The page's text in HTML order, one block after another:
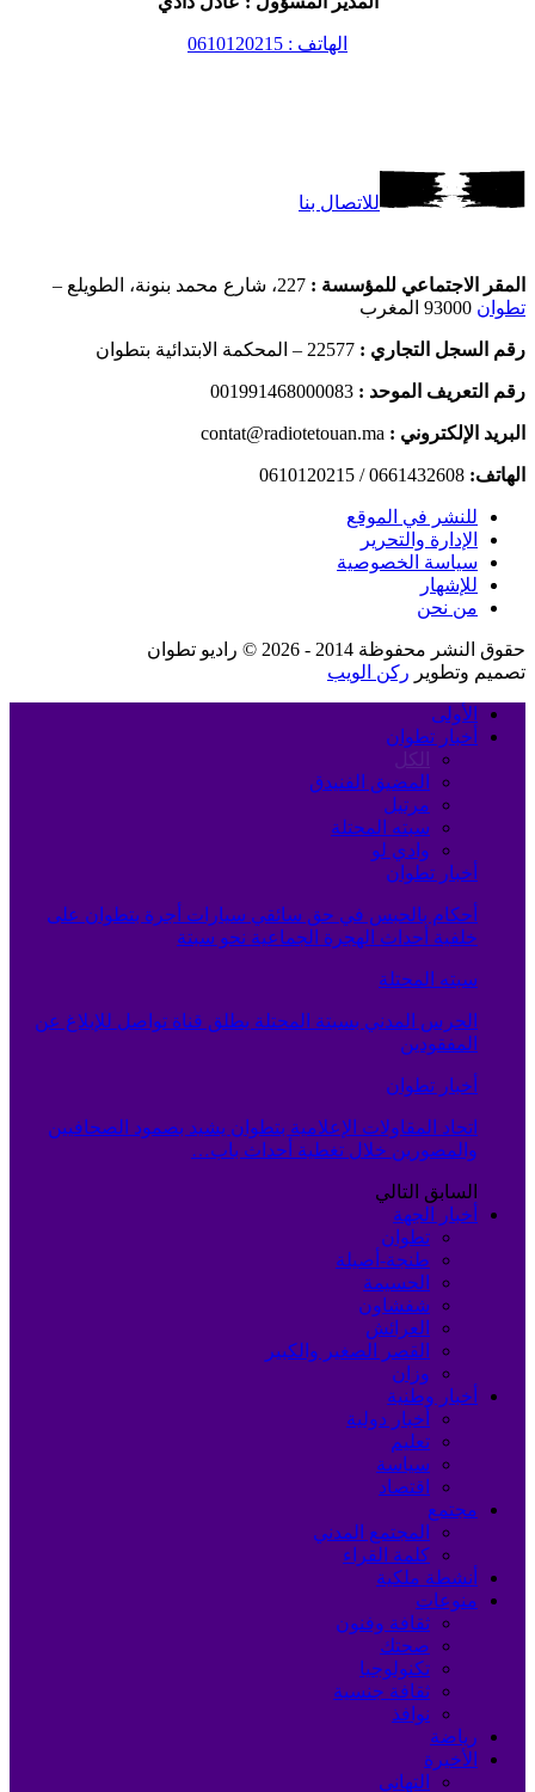
الهاتف : 0610120215
للاتصال بنا
المقر الاجتماعي للمؤسسة : 227، شارع محمد بنونة، الطويلع –
تطوان
رقم السجل التجاري : 22577 – المحكمة الابتدائية بتطوان
رقم التعريف الموحد : 001991468000083
البريد الإلكتروني : contat@radiotetouan.ma
الهاتف: 0661432608 / 0610120215
للنشر في الموقع
الإدارة والتحرير
سياسة الخصوصية
للإشهار
من نحن
حقوق النشر محفوظة 2014 - 2026 © راديو تطوان
تصميم وتطوير ركن الويب
الأولى
أخبار تطوان
الكل
المضيق الفنيدق
مرتيل
سبته المحتلة
وادي لو
أخبار تطوان
أحكام بالحبس في حق سائقي سيارات أجرة بتطوان على
خلفية أحداث الهجرة الجماعية نحو سبتة
سبته المحتلة
الحرس المدني بسبتة المحتلة يطلق قناة تواصل للإبلاغ عن
المفقودين
أخبار تطوان
اتحاد المقاولات الإعلامية بتطوان يشيد بصمود الصحافيين
والمصورين خلال تغطية أحداث باب…
السابق التالي
أخبار الجهة
تطوان
طنجة-أصيلة
الحسيمة
شفشاون
العرائش
القصر الصغير والكبير
وزان
أخبار وطنية
أخبار دولية
تعليم
سياسة
اقتصاد
مجتمع
المجتمع المدني
كلمة القراء
أنشطة ملكية
منوعات
ثقافة وفنون
صحتك
تكنولوجيا
ثقافة جنسية
نوافذ
رياضة
الأخيرة
التهاني